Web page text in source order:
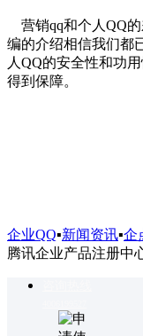
营销qq和个人QQ
编的介绍相信我们都
人QQ的安全性和功
得到保障。
企业QQ▪新闻资讯▪企
腾讯企业产品注册中